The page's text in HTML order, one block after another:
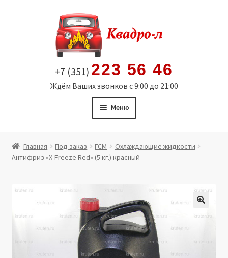
содержимому
+7 (351) 223 56 46
Ждём Ваших звонков с 9:00 до 21:00
Меню
Витрина
Политика в отношении обработки персональных
данных
Главная Под заказ ГСМ
Охлаждающие жидкости
Антифриз «X-Freeze Red» (5 кг.) красный
🔍